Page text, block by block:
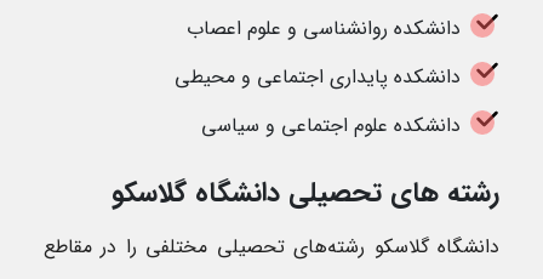
دانشکده روانشناسی و علوم اعصاب
دانشکده پایداری اجتماعی و محیطی
دانشکده علوم اجتماعی و سیاسی
رشته های تحصیلی دانشگاه گلاسکو
دانشگاه گلاسکو رشته‌های تحصیلی مختلفی را در مقاطع